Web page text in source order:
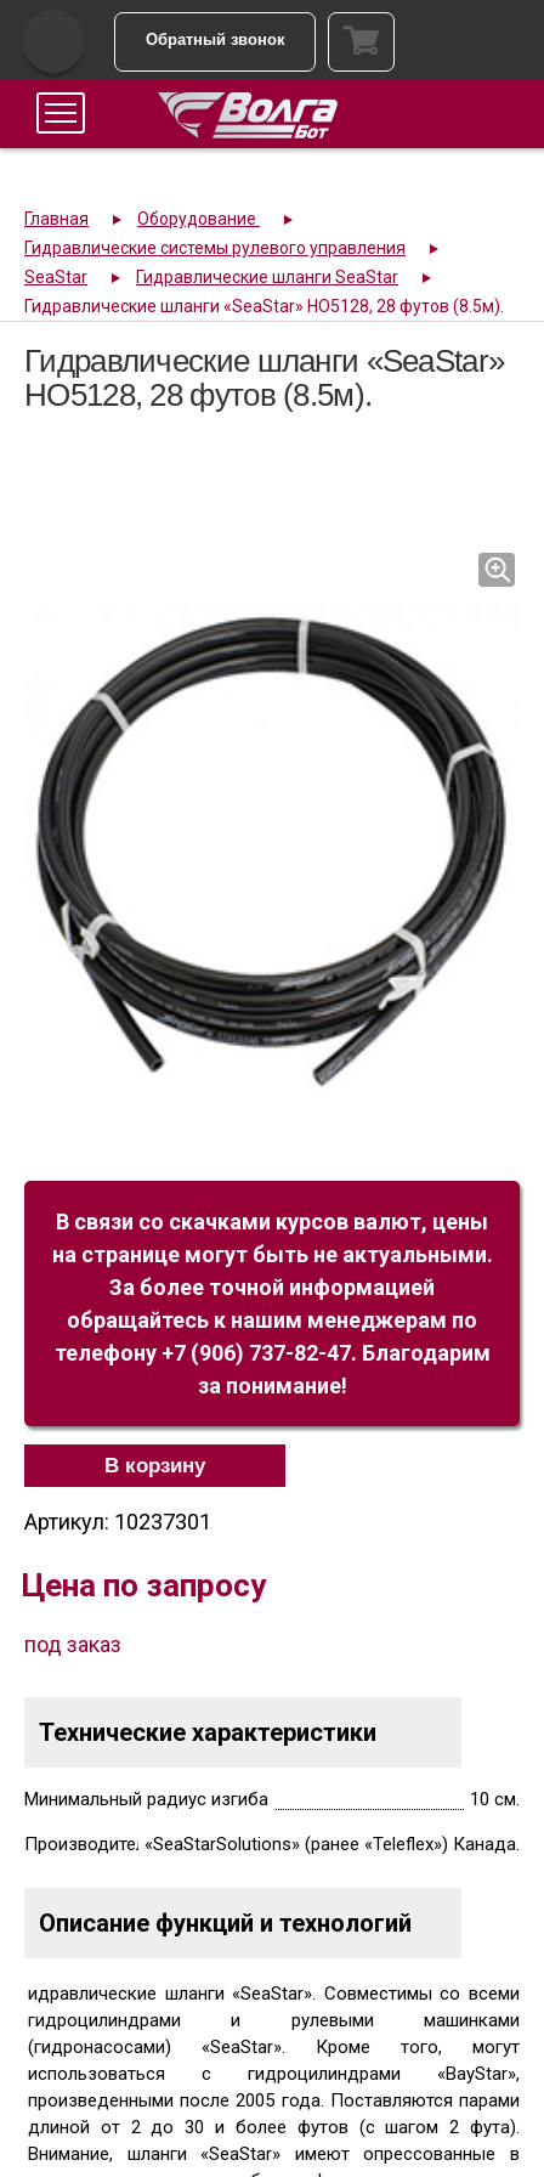
Обратный звонок
Главная
Оборудование
Гидравлические системы рулевого управления
SeaStar
Гидравлические шланги SeaStar
Гидравлические шланги «SeaStar» HO5128, 28 футов (8.5м).
Гидравлические шланги «SeaStar»
HO5128, 28 футов (8.5м).
В связи со скачками курсов валют, цены
на странице могут быть не актуальными.
За более точной информацией
обращайтесь к нашим менеджерам по
телефону +7 (906) 737-82-47. Благодарим
за понимание!
В корзину
Артикул: 10237301
Цена по запросу
под заказ
Технические характеристики
Минимальный радиус изгиба 10 см.
Производитель«SeaStarSolutions» (ранее «Teleflex») Канада.
Описание функций и технологий
идравлические шланги «SeaStar». Совместимы со всеми
гидроцилиндрами и рулевыми машинками
(гидронасосами) «SeaStar». Кроме того, могут
использоваться с гидроцилиндрами «BayStar»,
произведенными после 2005 года. Поставляются парами
длиной от 2 до 30 и более футов (с шагом 2 фута).
Внимание, шланги «SeaStar» имеют опрессованные в